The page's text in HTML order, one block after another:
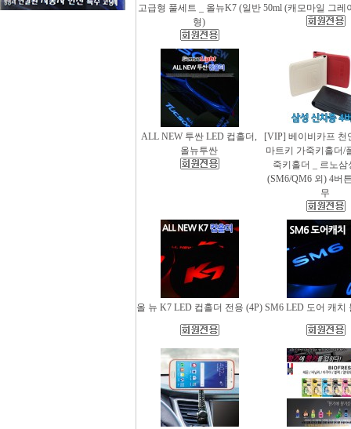
고급형 풀세트 _ 올뉴K7 (일반
형)
50ml (캐모마일 그레
ALL NEW 투싼 LED 컵홀더,
올뉴투싼
[VIP] 베이비카프 천
마트키 가죽키홀더/
죽키홀더 _ 르노삼
(SM6/QM6 외) 4버
무
올 뉴 K7 LED 컵홀더 전용 (4P) SM6 LED 도어 캐치